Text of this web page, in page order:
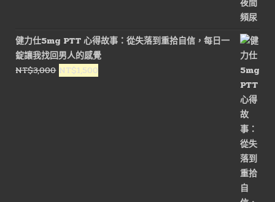
健力仕5mg PTT 心得故事：從失落到重拾自信，每日一
錠讓我找回男人的感覺
NT$3,000 原
NT$1,500